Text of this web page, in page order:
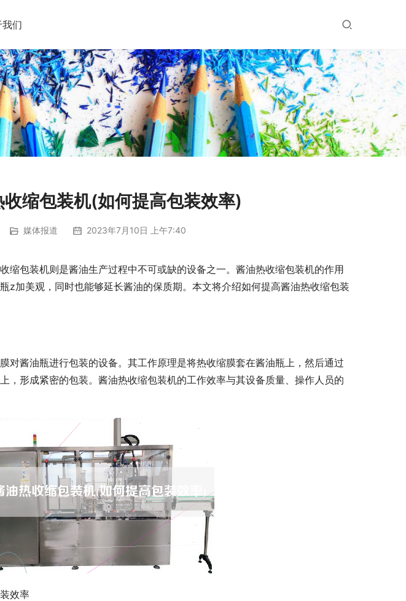
我们
收缩包装机(如何提高包装效率)
媒体报道 2023年7月10日 上午7:40
缩包装机则是酱油生产过程中不可或缺的设备之一。酱油热收缩包装机的作用
z加美观，同时也能够延长酱油的保质期。本文将介绍如何提高酱油热收缩包装
对酱油瓶进行包装的设备。其工作原理是将热收缩膜套在酱油瓶上，然后通过
，形成紧密的包装。酱油热收缩包装机的工作效率与其设备质量、操作人员的
效率